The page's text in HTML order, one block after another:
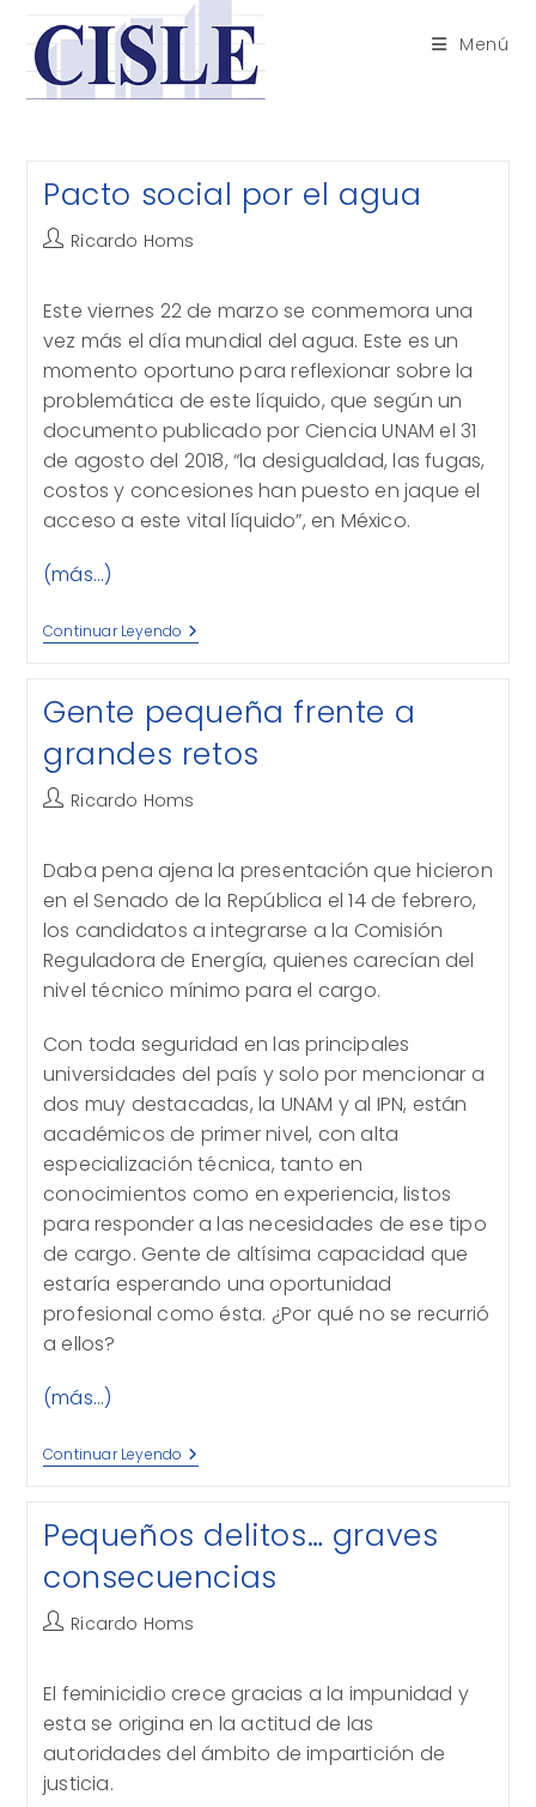
contenido
Menú
Pacto social por el agua
Autor
entrada:
Ricardo Homs
Este viernes 22 de marzo se conmemora una
vez más el día mundial del agua. Este es un
momento oportuno para reflexionar sobre la
problemática de este líquido, que según un
documento publicado por Ciencia UNAM el 31
de agosto del 2018, “la desigualdad, las fugas,
costos y concesiones han puesto en jaque el
acceso a este vital líquido”, en México.
(más…)
Continuar Leyendo Pacto
Social
Agua
Gente pequeña frente a
grandes retos
Autor
entrada:
Ricardo Homs
Daba pena ajena la presentación que hicieron
en el Senado de la República el 14 de febrero,
los candidatos a integrarse a la Comisión
Reguladora de Energía, quienes carecían del
nivel técnico mínimo para el cargo.
Con toda seguridad en las principales
universidades del país y solo por mencionar a
dos muy destacadas, la UNAM y al IPN, están
académicos de primer nivel, con alta
especialización técnica, tanto en
conocimientos como en experiencia, listos
para responder a las necesidades de ese tipo
de cargo. Gente de altísima capacidad que
estaría esperando una oportunidad
profesional como ésta. ¿Por qué no se recurrió
a ellos?
(más…)
Continuar Leyendo Gente
Pequeña
Grandes
Retos
Pequeños delitos… graves
consecuencias
Autor
entrada:
Ricardo Homs
El feminicidio crece gracias a la impunidad y
esta se origina en la actitud de las
autoridades del ámbito de impartición de
justicia.